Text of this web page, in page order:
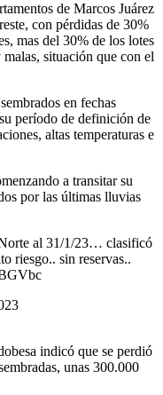
de Marcos Juárez
con pérdidas de 30%
mas del 30% de los lotes
situación que con el
en fechas
período de definición de
altas temperaturas e
a transitar su
por las últimas lluvias
al 31/1/23… clasificó
riesgo.. sin reservas..
indicó que se perdió
unas 300.000